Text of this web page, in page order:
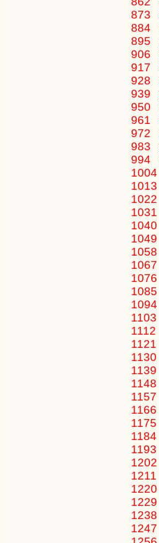
873
884
895
906
917
928
939
950
961
972
983
994
1004
1013
1022
1031
1040
1049
1058
1067
1076
1085
1094
1103
1112
1121
1130
1139
1148
1157
1166
1175
1184
1193
1202
1211
1220
1229
1238
1247